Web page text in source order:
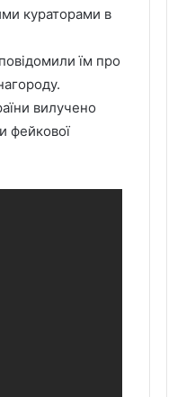
кураторами в
їм про
вилучено
фейкової